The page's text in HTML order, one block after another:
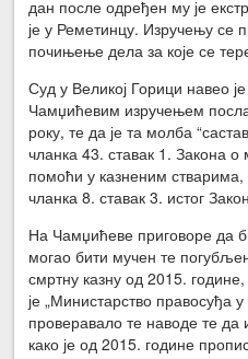
дан после одређен му је
је у Реметинцу. Изручењу се
почињење дела за које се
Суд у Великој Горици навео
Чамџићевим изручењем
року, те да је та молба
чланка 43. ставак 1. Закона о
помоћи у казненим стварима,
чланка 8. ставак 3. истог
На Чамџићеве приговоре да
могао бити мучен те
смртну казну од 2015.
је „Министарство правосуђа
проверавало те наводе те да
како је од 2015. године